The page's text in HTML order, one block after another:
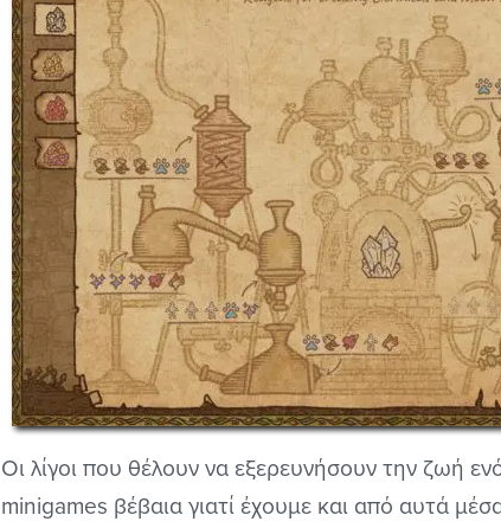
Οι λίγοι που θέλουν να εξερευνήσουν την ζωή
minigames βέβαια γιατί έχουμε και από αυτά